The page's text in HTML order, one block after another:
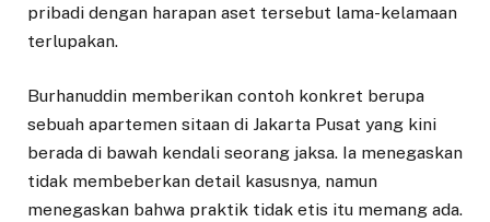
pribadi dengan harapan aset tersebut lama-kelamaan
terlupakan.
Burhanuddin memberikan contoh konkret berupa
sebuah apartemen sitaan di Jakarta Pusat yang kini
berada di bawah kendali seorang jaksa. Ia menegaskan
tidak membeberkan detail kasusnya, namun
menegaskan bahwa praktik tidak etis itu memang ada.